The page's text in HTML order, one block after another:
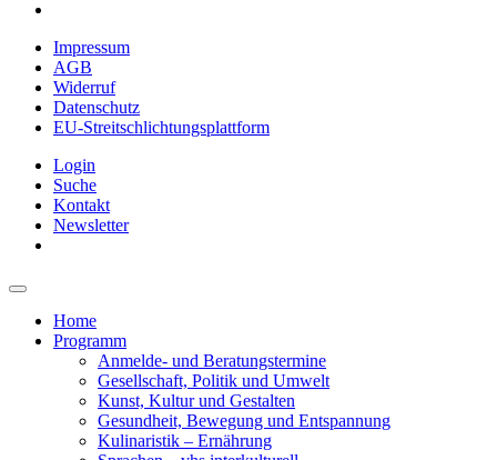
Impressum
AGB
Widerruf
Datenschutz
EU-Streitschlichtungsplattform
Login
Suche
Kontakt
Newsletter
Home
Programm
Anmelde- und Beratungstermine
Gesellschaft, Politik und Umwelt
Kunst, Kultur und Gestalten
Gesundheit, Bewegung und Entspannung
Kulinaristik – Ernährung